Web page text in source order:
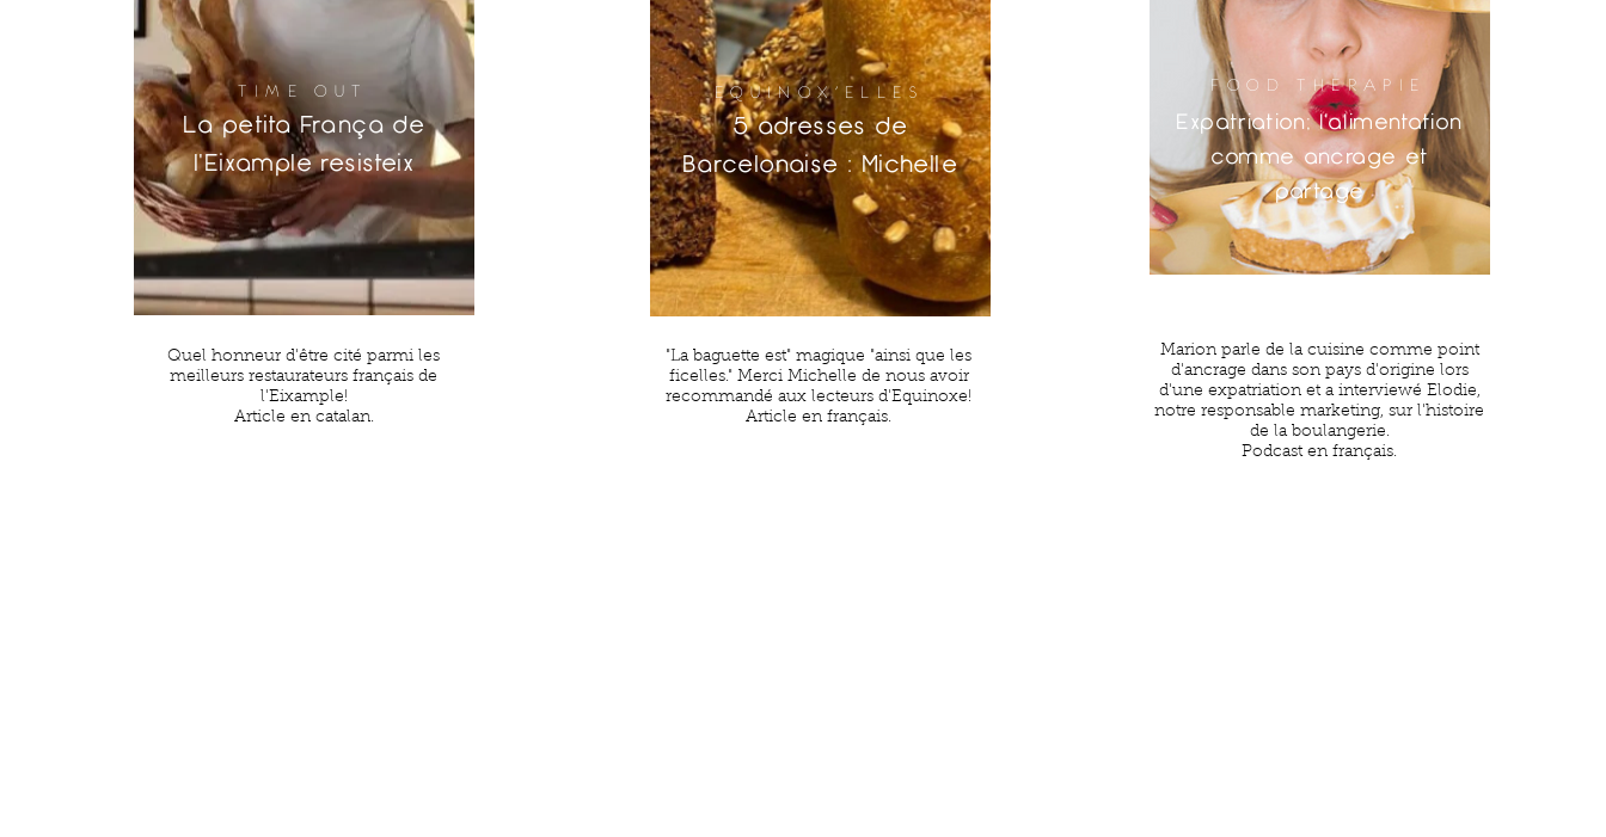
TIME OUT
La petita França de
l'Eixample resisteix
Quel honneur d'être cité parmi les
meilleurs restaurateurs français de
l'Eixample!
Article en catalan.
EQUINOX'ELLES
5 adresses de
Barcelonaise : Michelle
"La baguette est" magique "ainsi que les
ficelles." Merci Michelle de nous avoir
recommandé aux lecteurs d'Equinoxe!
Article en français.
FOOD THERAPIE
Expatriation; l'alimentation
comme ancrage et
partage
Marion parle de la cuisine comme point
d'ancrage dans son pays d'origine lors
d'une expatriation et a interviewé Elodie,
notre responsable marketing, sur l'histoire
de la boulangerie.
Podcast en français.